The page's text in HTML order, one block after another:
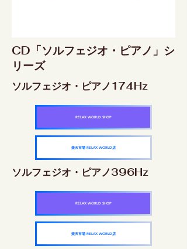
CD「ソルフェジオ・ピアノ」シ
リーズ
ソルフェジオ・ピアノ174Hz
RELAX WORLD SHOP
楽天市場 RELAX WORLD店
ソルフェジオ・ピアノ396Hz
RELAX WORLD SHOP
楽天市場 RELAX WORLD店